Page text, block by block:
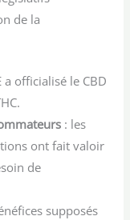
de la
a officialisé le CBD
: les
ont fait valoir
de
supposés